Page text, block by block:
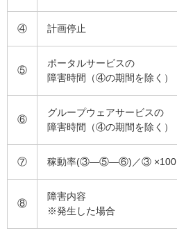
④ 計画停止
⑤
ポータルサービスの
障害時間（④の期間を除く）
⑥
グループウェアサービスの
障害時間（④の期間を除く）
⑦ 稼動率(③―⑤―⑥)／③ ×100
⑧
障害内容
※発生した場合